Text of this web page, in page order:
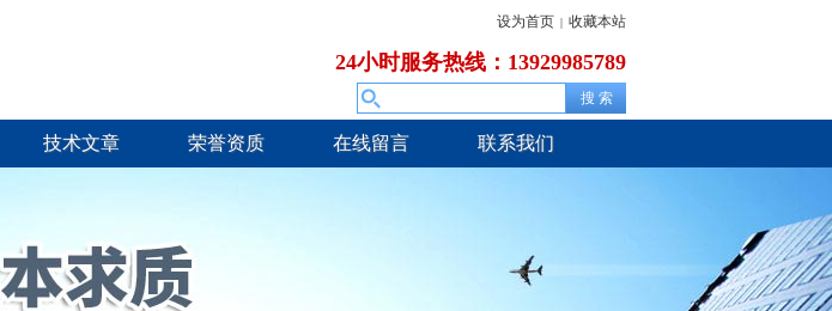
设为首页 | 收藏本站
24小时服务热线：13929985789
技术文章 荣誉资质 在线留言 联系我们